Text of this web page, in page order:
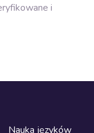
i
Nauka języków